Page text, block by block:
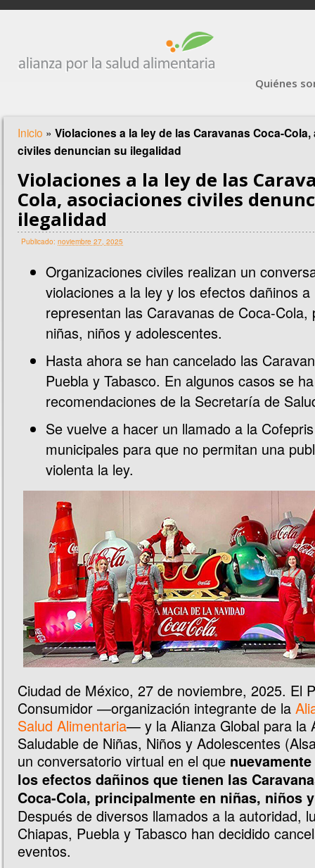
Quiénes
Inicio » Violaciones a la ley de las Caravanas Coca-
civiles denuncian su ilegalidad
Violaciones a la ley de las
Cola, asociaciones civiles
ilegalidad
Publicado: noviembre 27, 2025
Organizaciones civiles realizan un
violaciones a la ley y los efectos dañinos
representan las Caravanas de Coca-Cola,
niñas, niños y adolescentes.
Hasta ahora se han cancelado las
Puebla y Tabasco. En algunos casos se
recomendaciones de la Secretaría de
Se vuelve a hacer un llamado a la
municipales para que no permitan una
violenta la ley.
Ciudad de México, 27 de noviembre, 2025. El
Consumidor —organización integrante de la
Salud Alimentaria— y la Alianza Global para la
Saludable de Niñas, Niños y Adolescentes
un conversatorio virtual en el que
los efectos dañinos que tienen las
Coca-Cola, principalmente en niñas, niños
Después de diversos llamados a la autoridad,
Chiapas, Puebla y Tabasco han decidido
eventos.